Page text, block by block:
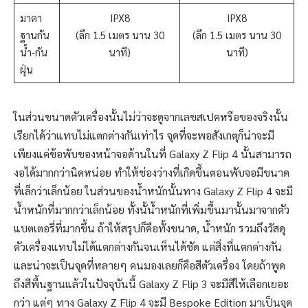
มาตา
ฐานกัน
น้ำ-กัน
ฝุ่น
IPX8
(ลึก 1.5 เมตร นาน 30
นาที)
IPX8
(ลึก 1.5 เมตร นาน 30
นาที)
ในส่วนขนาดตัวเครื่องนั้นไม่ว่าจะดูจากเลขสเปคหรือของจริงนั้น
เรียกได้ว่าแทบไม่แตกต่างกันเท่าไร จุดที่จะพอสังเกตุก็น่าจะมี
เพียงแค่ข้อพับของหน้าจอด้านในที่ Galaxy Z Flip 4 นั้นสามารถ
งอได้มากกว่านิดหน่อย ทำให้ช่องว่างที่เกิดขึ้นตอนพับจอมีขนาด
ที่เล็กว่าเล็กน้อย ในส่วนของน้ำหนักนั้นทาง Galaxy Z Flip 4 จะมี
น้ำหนักที่มากกว่าเล็กน้อย ทั้งนั้น้ำหนักที่เพิ่มขึ้นมานั้นมาจากตัว
แบตเตอรี่ที่มากขึ้น ถ้าให้สรุปก็คือทั้งขนาด, น้ำหนัก รวมถึงวัสดุ
ตัวเครื่องแทบไม่ได้แตกต่างกันจนเห็นได้ชัด แต่สิ่งที่แตกต่างกัน
และน่าจะเป็นจุดที่หลายๆ คนมองเลยก็คือสีตัวเครื่อง โดยถ้าพูด
ถึงสีพื้นฐานแล้วในปัจจุบันนี้ Galaxy Z Flip 3 จะมีสีให้เลือกเยอะ
กว่า แต่ๆ ทาง Galaxy Z Flip 4 จะมี Bespoke Edition มาเป็นจุด